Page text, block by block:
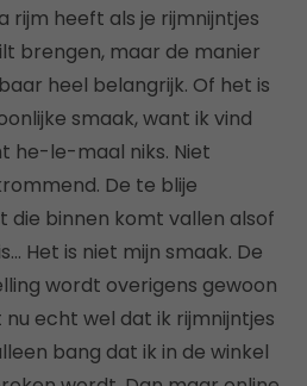
rijm heeft als je rijmnijntjes
brengen, maar de manier
heel belangrijk. Of het is
smaak, want ik vind
he-le-maal niks. Niet
De te blije
die binnen komt vallen alsof
Het is niet mijn smaak. De
wordt overigens gewoon
echt wel dat ik rijmnijntjes
bang dat ik in de winkel